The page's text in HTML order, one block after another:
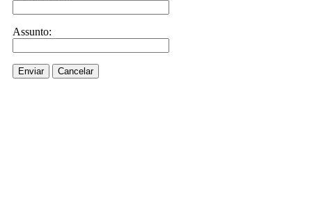
Assunto:
Enviar Cancelar